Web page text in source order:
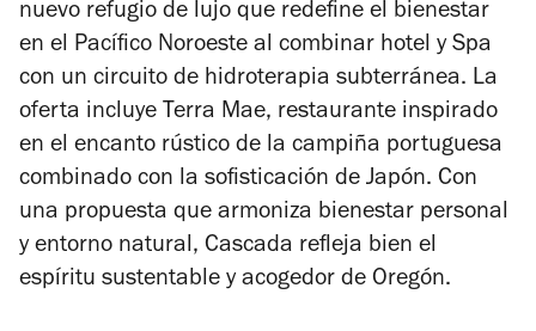
nuevo refugio de lujo que redefine el bienestar
en el Pacífico Noroeste al combinar hotel y Spa
con un circuito de hidroterapia subterránea. La
oferta incluye Terra Mae, restaurante inspirado
en el encanto rústico de la campiña portuguesa
combinado con la sofisticación de Japón. Con
una propuesta que armoniza bienestar personal
y entorno natural, Cascada refleja bien el
espíritu sustentable y acogedor de Oregón.